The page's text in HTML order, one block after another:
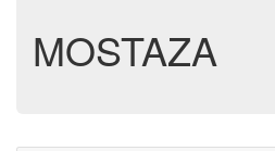
MOSTAZA